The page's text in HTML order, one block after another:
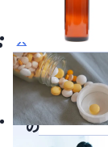
入
こ
の